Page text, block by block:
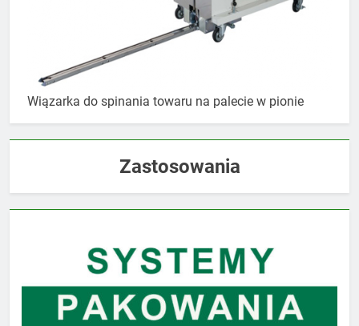
Wiązarka do spinania towaru na palecie w pionie
Zastosowania